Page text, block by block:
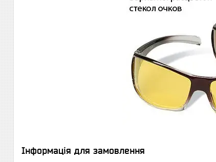
Інформація для замовлення